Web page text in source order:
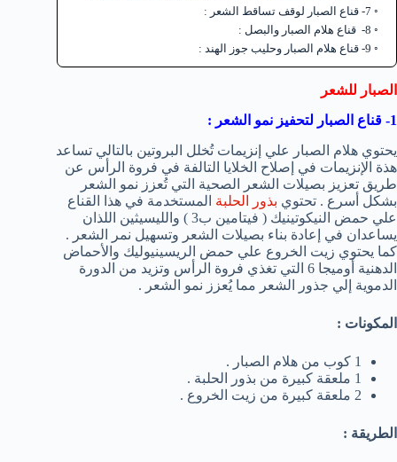
7- قناع الصبار لوقف تساقط الشعر :
8- قناع هلام الصبار والبصل :
9- قناع هلام الصبار وحليب جوز الهند :
الصبار للشعر
1- قناع الصبار لتحفيز نمو الشعر :
يحتوي هلام الصبار علي إنزيمات تُخلل البروتين بالتالي تساعد
هذة الإنزيمات في إصلاح الخلايا التالفة في فروة الرأس عن
طريق تعزيز بصيلات الشعر الصحية التي تُعزز نمو الشعر
بشكل أسرع . تحتوي بذور الحلبة المستخدمة في هذا القناع
علي حمض النيكوتينيك ( فيتامين ب3 ) والليسيثين اللذان
يساعدان في إعادة بناء بصيلات الشعر وتسهيل نمر الشعر .
كما يحتوي زيت الخروع علي حمض الريسينيوليك والأحماض
الدهنية أوميجا 6 التي تغذي فروة الرأس وتزيد من الدورة
الدموية إلي جذور الشعر مما يُعزز نمو الشعر .
المكونات :
1 كوب من هلام الصبار .
1 ملعقة كبيرة من بذور الحلبة .
2 ملعقة كبيرة من زيت الخروع .
الطريقة :